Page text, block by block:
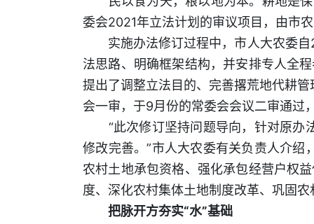
委会2021年立法计划的审议项目，由市
实施办法修订过程中，市人大农委自
法思路、明确框架结构，并安排专人全
提出了调整立法目的、完善撂荒地代耕
会一审，于9月份的常委会会议二审通过
“此次修订坚持问题导向，针对原办法
修改完善。”市人大农委有关负责人介
农村土地承包资格、强化承包经营户权
度、深化农村集体土地制度改革、巩固
把脉开方夯实“水”基础